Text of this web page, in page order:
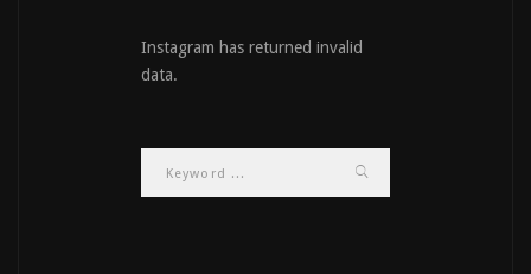
Instagram has returned invalid
data.